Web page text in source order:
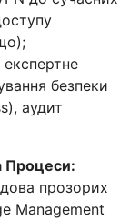
експертне
безпеки
аудит
Процеси:
прозорих
Management